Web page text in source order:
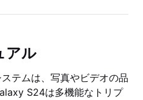
アル
テムは、写真やビデオの品
S24は多機能なトリプ